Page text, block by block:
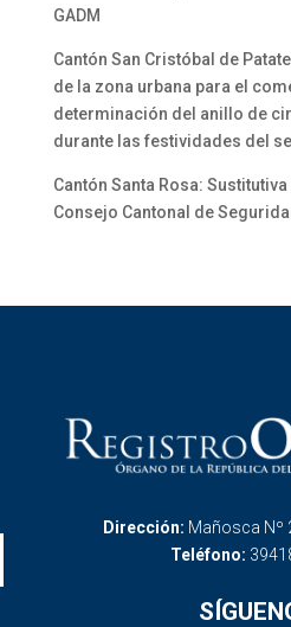
GADM
Cantón San Cristóbal de
de la zona urbana para el
determinación del anillo de
durante las festividades del
Cantón Santa Rosa:
Consejo Cantonal de
Dirección: Mañosca Nº
Teléfono: